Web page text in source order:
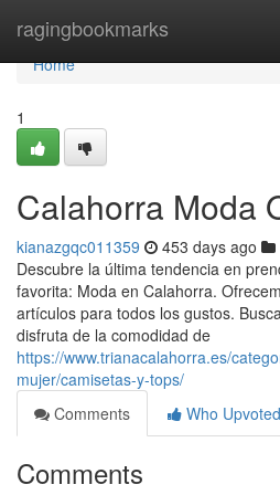
ragingbookmarks
Home
Home
1
Calahorra Moda
kianazgqc011359 453 days ago
Descubre la última tendencia en
favorita: Moda en Calahorra.
artículos para todos los gustos.
disfruta de la comodidad de
https://www.trianacalahorra.es/
mujer/camisetas-y-tops/
Comments
Who Upvoted
Comments